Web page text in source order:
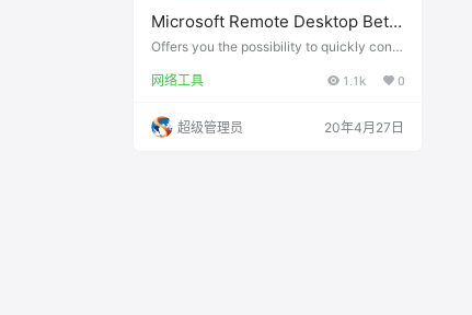
Microsoft Remote Desktop Beta
for Mac（Version 10.4.0 (1779)）
Offers you the possibility to quickly conn
er to work with its programs and files, acc
ft Remote Desktop 10.3.9: In this…
网络工具 1.1k 0
超级管理员 20年4月27日